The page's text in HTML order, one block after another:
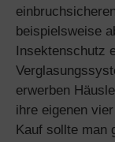
beispielsweise
Insektenschutz
erwerben
ihre eigenen
Kauf sollte man